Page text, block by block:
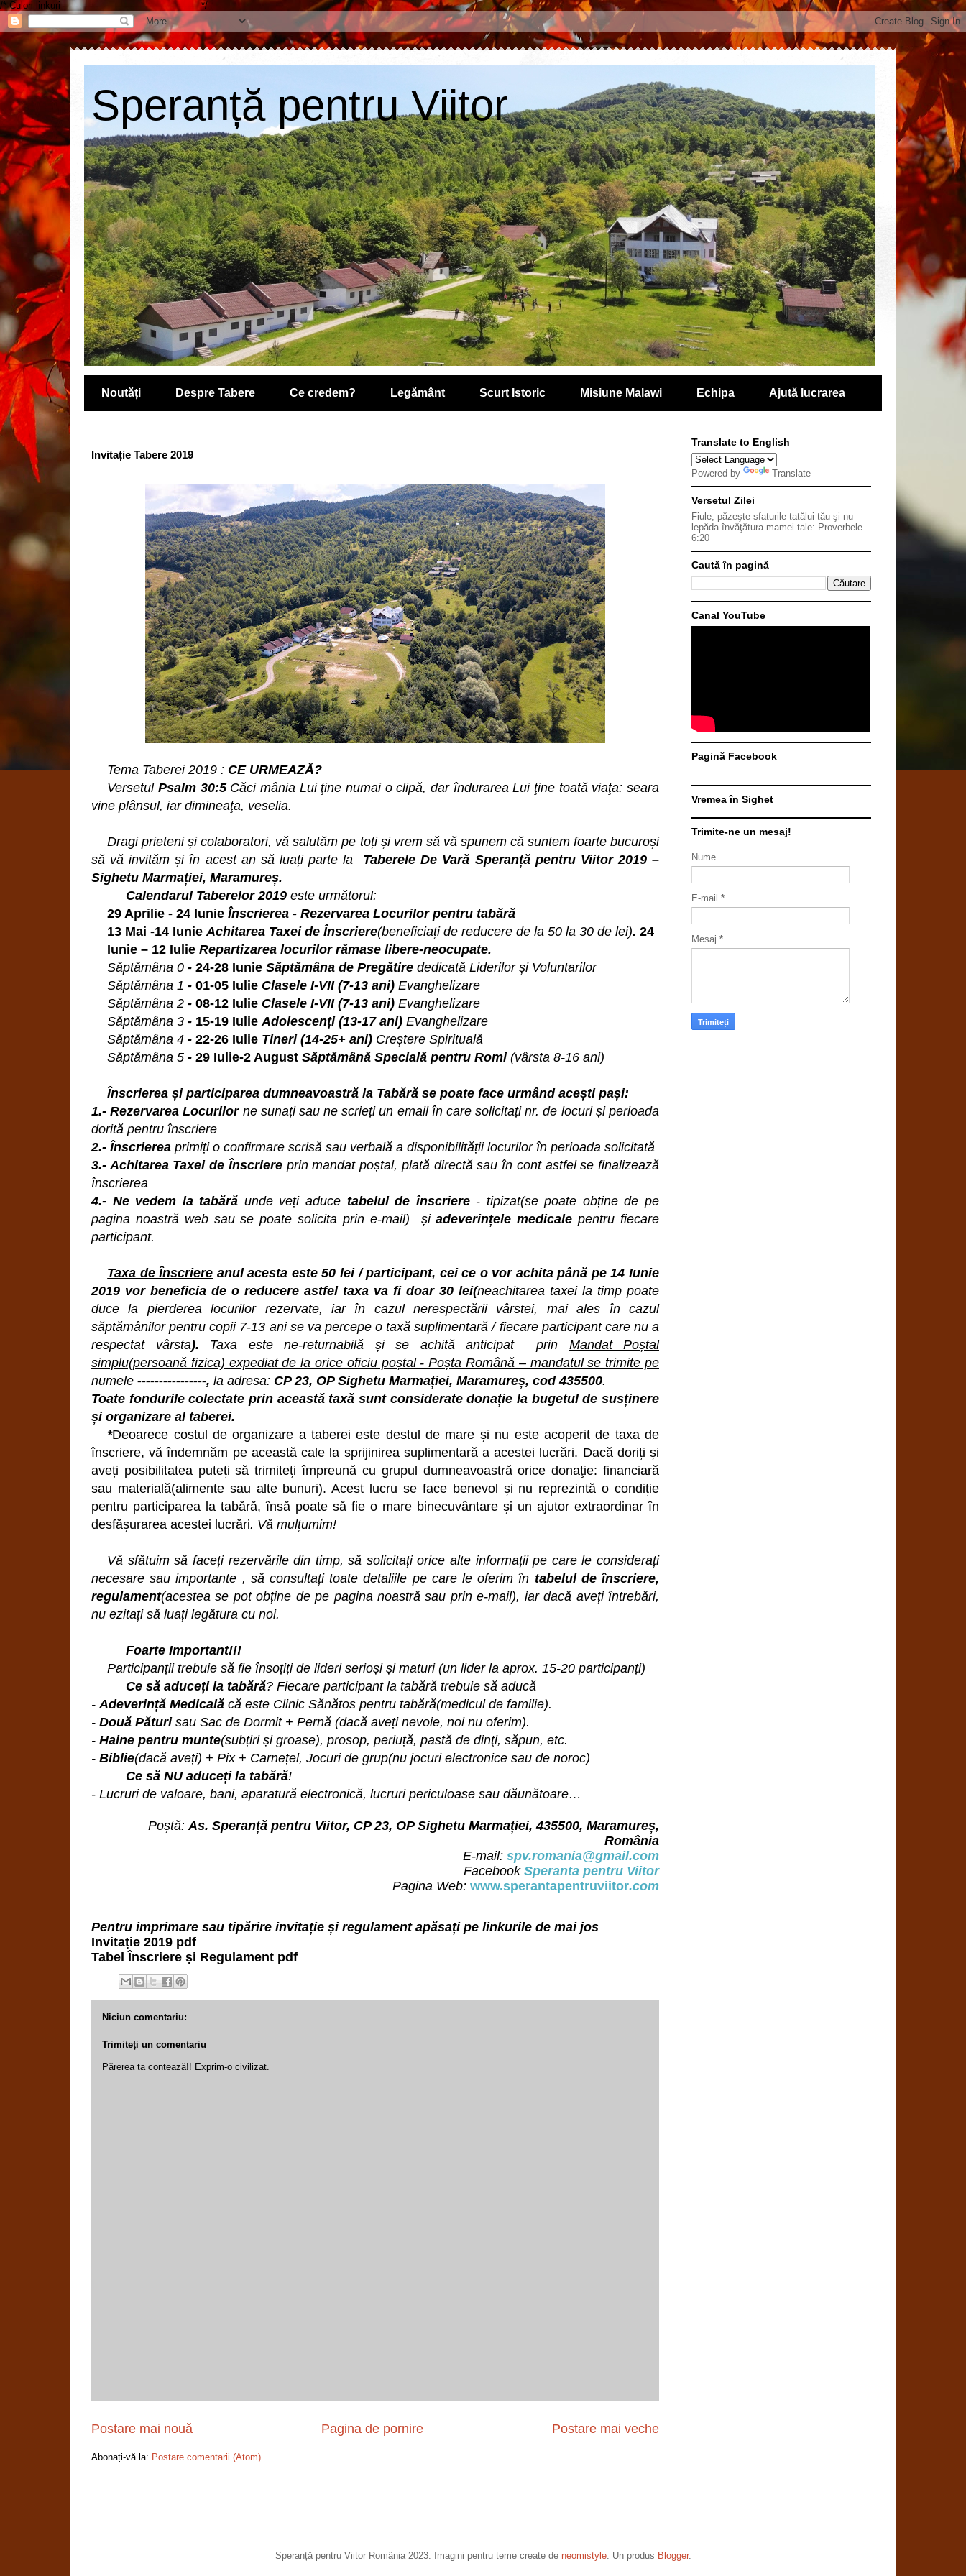
/* Culori linkuri ----------------------------------------------- */
Speranță pentru Viitor
Noutăți Despre Tabere Ce credem? Legământ Scurt Istoric Misiune Malawi Echipa Ajută lucrarea
Invitație Tabere 2019
Tema Taberei 2019 : CE URMEAZĂ?
Versetul Psalm 30:5 Căci mânia Lui ţine numai o clipă, dar îndurarea Lui ţine toată viaţa: seara
vine plânsul, iar dimineaţa, veselia.
Dragi prieteni și colaboratori, vă salutăm pe toți și vrem să vă spunem că suntem foarte bucuroși
să vă invităm și în acest an să luați parte la
Taberele De Vară Speranță pentru Viitor 2019 –
Sighetu Marmației, Maramureș.
Calendarul Taberelor 2019 este următorul:
29 Aprilie - 24 Iunie Înscrierea - Rezervarea Locurilor pentru tabără
13 Mai -14 Iunie Achitarea Taxei de Înscriere(beneficiați de reducere de la 50 la 30 de lei).24
Iunie – 12 Iulie Repartizarea locurilor rămase libere-neocupate.
Săptămâna 0 -24-28 Iunie Săptămâna de Pregătirededicată Liderilor și Voluntarilor
Săptămâna 1 -01-05 Iulie Clasele I-VII (7-13 ani)Evanghelizare
Săptămâna 2 -08-12 Iulie Clasele I-VII (7-13 ani)Evanghelizare
Săptămâna 3 - 15-19 Iulie Adolescenți (13-17 ani)Evanghelizare
Săptămâna 4 -22-26 Iulie Tineri (14-25+ ani) Creștere Spirituală
Săptămâna 5 -29 Iulie-2 August Săptămână Specială pentru Romi(vârsta 8-16 ani)
Înscrierea și participarea dumneavoastră la Tabără se poate face urmând acești pași:
1.- Rezervarea Locurilor ne sunați sau ne scrieți un email în care solicitați nr. de locuri și perioada
dorită pentru înscriere
2.- Înscrierea primiți o confirmare scrisă sau verbală a disponibilității locurilor în perioada solicitată
3.- Achitarea Taxei de Înscriere prin mandat poștal, plată directă sau în cont astfel se finalizează
înscrierea
4.- Ne vedem la tabără unde veți aduce tabelul de înscriere- tipizat(se poate obține de pe
pagina noastră web sau se poate solicita prin e-mail)
șiadeverințele medicale pentru fiecare
participant.
Taxa de Înscriere anul acesta este 50 lei / participant, cei ce o vor achita până pe 14 Iunie
2019 vor beneficia de o reducere astfel taxa va fi doar 30 lei(neachitarea taxei la timp poate
duce la pierderea locurilor rezervate, iar în cazul nerespectării vârstei, mai ales în cazul
săptămânilor pentru copii 7-13 ani se va percepe o taxă suplimentară / fiecare participant care nu a
respectat vârsta). Taxa este ne-returnabilă și se achită anticipat prin Mandat Poștal
simplu(persoană fizica) expediat de la orice oficiu poștal - Poșta Română – mandatul se trimite pe
numele ----------------, la adresa: CP 23, OP Sighetu Marmației, Maramureș, cod 435500.
Toate fondurile colectate prin această taxă sunt considerate donație la bugetul de susținere
și organizare al taberei.
*Deoarece costul de organizare a taberei este destul de mare și nu este acoperit de taxa de
înscriere, vă îndemnăm pe această cale la sprijinirea suplimentară a acestei lucrări. Dacă doriți și
aveți posibilitatea puteți să trimiteți împreună cu grupul dumneavoastră orice donaţie: financiară
sau materială(alimente sau alte bunuri). Acest lucru se face benevol și nu reprezintă o condiție
pentru participarea la tabără, însă poate să fie o mare binecuvântare și un ajutor extraordinar în
desfășurarea acestei lucrări. Vă mulțumim!
Vă sfătuim să faceți rezervările din timp, să solicitați orice alte informații pe care le considerați
necesare sau importante , să consultați toate detaliile pe care le oferim în tabelul de înscriere,
regulament(acestea se pot obține de pe pagina noastră sau prin e-mail), iar dacă aveți întrebări,
nu ezitați să luați legătura cu noi.
Foarte Important!!!
Participanții trebuie să fie însoțiți de lideri serioși și maturi (un lider la aprox. 15-20 participanți)
Ce să aduceți la tabără? Fiecare participant la tabără trebuie să aducă
-Adeverință Medicală că este Clinic Sănătos pentru tabără(medicul de familie).
- Două Pături sau Sac de Dormit + Pernă (dacă aveți nevoie, noi nu oferim).
- Haine pentru munte(subțiri și groase), prosop, periuță, pastă de dinţi, săpun, etc.
- Biblie(dacă aveți) + Pix + Carnețel, Jocuri de grup(nu jocuri electronice sau de noroc)
Ce să NU aduceți la tabără!
- Lucruri de valoare, bani, aparatură electronică, lucruri periculoase sau dăunătoare…
Poștă:As. Speranță pentru Viitor, CP 23, OP Sighetu Marmației, 435500, Maramureș,
România
E-mail: spv.romania@gmail.com
Facebook Speranta pentru Viitor
Pagina Web: www.sperantapentruviitor.com
Pentru imprimare sau tipărire invitație și regulament apăsați pe linkurile de mai jos
Invitație 2019 pdf
Tabel Înscriere și Regulament pdf
Niciun comentariu:
Trimiteți un comentariu
Părerea ta contează!! Exprim-o civilizat.
Postare mai nouă Postare mai veche
Pagina de pornire
Abonați-vă la: Postare comentarii (Atom)
Translate to English
Powered by Translate
Versetul Zilei
Fiule, păzeşte sfaturile tatălui tău şi nu
lepăda învăţătura mamei tale: Proverbele
6:20
Caută în pagină
Canal YouTube
Pagină Facebook
Vremea în Sighet
Trimite-ne un mesaj!
Nume
E-mail *
Mesaj *
Speranță pentru Viitor România 2023. Imagini pentru teme create de neomistyle. Un produs Blogger.